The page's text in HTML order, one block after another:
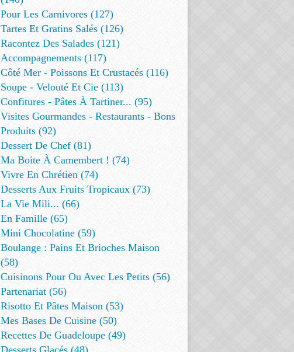
Pour Les Carnivores (127)
Tartes Et Gratins Salés (126)
Racontez Des Salades (121)
Accompagnements (117)
Côté Mer - Poissons Et Crustacés (116)
Soupe - Velouté Et Cie (113)
Confitures - Pâtes À Tartiner... (95)
Visites Gourmandes - Restaurants - Bons
Produits (92)
Dessert De Chef (81)
Ma Boite À Camembert ! (74)
Vivre En Chrétien (74)
Desserts Aux Fruits Tropicaux (73)
La Vie Mili... (66)
En Famille (65)
Mini Chocolatine (59)
Boulange : Pains Et Brioches Maison
(58)
Cuisinons Pour Ou Avec Les Petits (56)
Partenariat (56)
Risotto Et Pâtes Maison (53)
Mes Bases De Cuisine (50)
Recettes De Guadeloupe (49)
Desserts Glacés (48)